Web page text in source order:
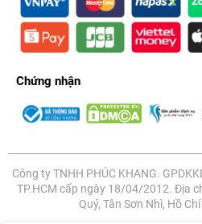
Chứng nhận
Công ty TNHH PHÚC KHANG.
TP.HCM cấp ngày 18/04/2012. Địa
Quý, Tân Sơn Nhì, Hồ